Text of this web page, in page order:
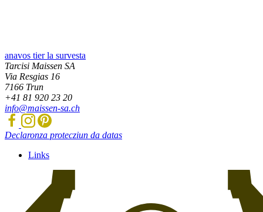
anavos tier la survesta
Tarcisi Maissen SA
Via Resgias 16
7166 Trun
+41 81 920 23 20
info@maissen-sa.ch
Declaronza protecziun da datas
Links